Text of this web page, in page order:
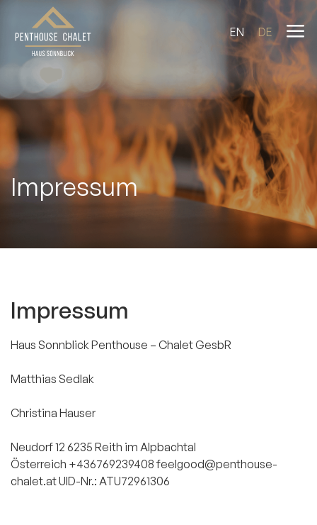
EN DE
Das
Das
Natur
Impressum
Impressum
Haus SonnblickPenthouse – Chalet GesbR
Matthias Sedlak
Christina Hauser
Neudorf 12 6235 Reith im Alpbachtal
Österreich +436769239408feelgood@penthouse-
chalet.atUID-Nr.: ATU72961306